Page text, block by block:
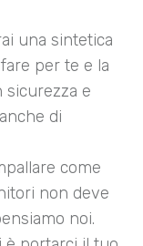
una sintetica
per te e la
sicurezza e
di
come
non deve
noi.